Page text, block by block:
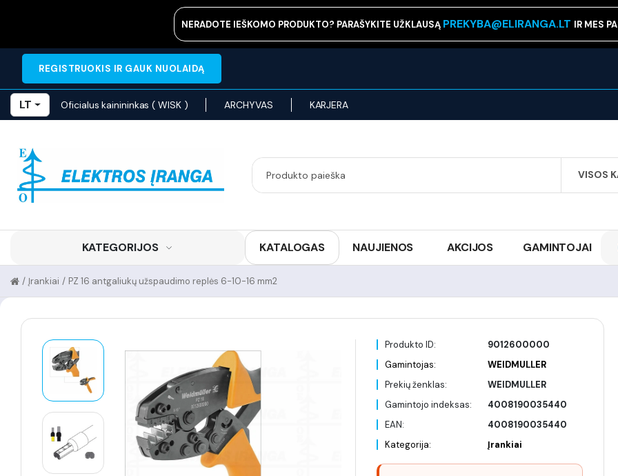
NERADOTE IEŠKOMO PRODUKTO? PARAŠYKITE UŽKLAUSĄ PREKYBA@ELIRANGA.LT IR MES
REGISTRUOKIS IR GAUK NUOLAIDĄ
LT Oficialus kainininkas ( WISK ) ARCHYVAS KARJERA
VISOS
SEARCH
KATEGORIJOS KATALOGAS NAUJIENOS AKCIJOS GAMINTOJAI
PZ 16 antgaliukų užspaudimo replės 6-10-16 mm2
/
Įrankiai
/
Produkto ID:
9012600000
Gamintojas:
WEIDMULLER
Prekių ženklas:
WEIDMULLER
Gamintojo indeksas:
4008190035440
EAN:
4008190035440
Kategorija:
Įrankiai